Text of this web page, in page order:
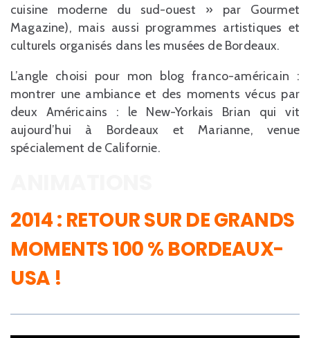
cuisine moderne du sud-ouest » par Gourmet
Magazine), mais aussi programmes artistiques et
culturels organisés dans les musées de Bordeaux.
L’angle choisi pour mon blog franco-américain :
montrer une ambiance et des moments vécus par
deux Américains : le New-Yorkais Brian qui vit
aujourd’hui à Bordeaux et Marianne, venue
spécialement de Californie.
2014 : RETOUR SUR DE GRANDS
MOMENTS 100 % BORDEAUX-
USA !